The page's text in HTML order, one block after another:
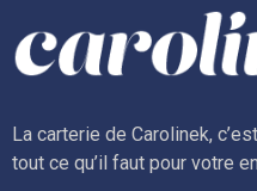
La carterie de Carolinek,
tout ce qu’il faut pour votre